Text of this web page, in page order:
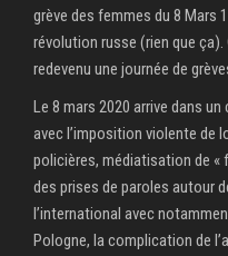
grève des femmes du 8 Mars
révolution russe (rien que
redevenu une journée de
Le 8 mars 2020 arrive dans
avec l’imposition violente de
policières, médiatisation de
des prises de paroles autour
l’international avec
Pologne, la complication de